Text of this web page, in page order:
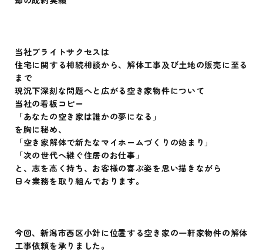
当社ブライトサクセスは
住宅に関する相続相談から、解体工事及び土地の販売に至る
まで
現況下深刻な問題へと広がる空き家物件について
当社の看板コピー
「あなたの空き家は誰かの夢になる」
を胸に秘め、
「空き家解体で新たなマイホームづくりの始まり」
「次の世代へ継ぐ住居のお仕事」
と、志を高く持ち、お客様の喜ぶ姿を思い描きながら
日々業務を取り組んでおります。
今回、新潟市西区小針に位置する空き家の一軒家物件の解体
工事依頼を承りました。